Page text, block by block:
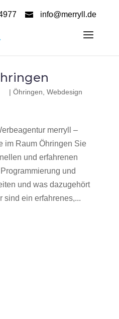
info@merryll.de
| Öhringen Webdesign
merryll –
im Raum Öhringen Sie
und erfahrenen
und
und was dazugehört
sind ein erfahrenes,...